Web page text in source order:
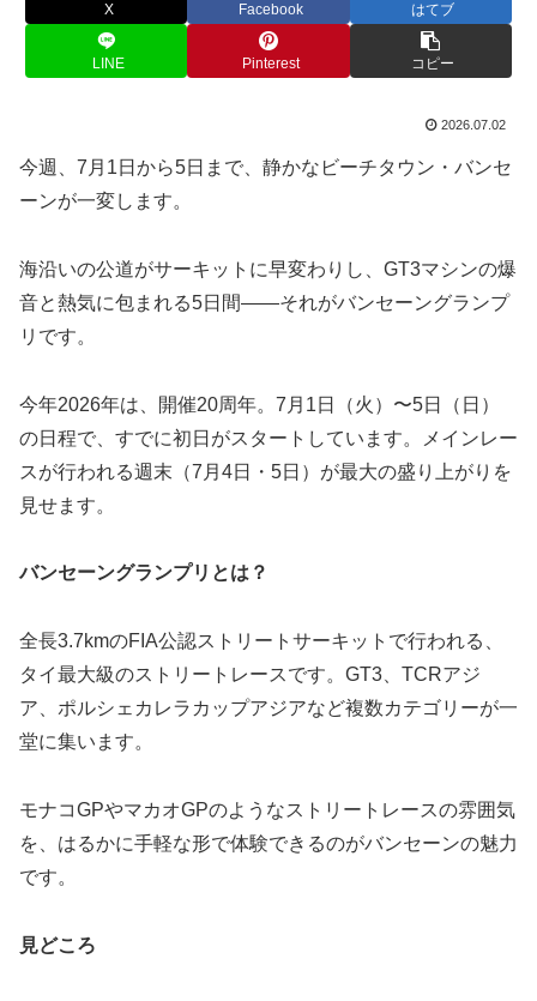
X Facebook はてブ
LINE Pinterest コピー
2026.07.02
今週、7月1日から5日まで、静かなビーチタウン・バンセ
ーンが一変します。
海沿いの公道がサーキットに早変わりし、GT3マシンの爆
音と熱気に包まれる5日間——それがバンセーングランプ
リです。
今年2026年は、開催20周年。7月1日（火）〜5日（日）
の日程で、すでに初日がスタートしています。メインレー
スが行われる週末（7月4日・5日）が最大の盛り上がりを
見せます。
バンセーングランプリとは？
全長3.7kmのFIA公認ストリートサーキットで行われる、
タイ最大級のストリートレースです。GT3、TCRアジ
ア、ポルシェカレラカップアジアなど複数カテゴリーが一
堂に集います。
モナコGPやマカオGPのようなストリートレースの雰囲気
を、はるかに手軽な形で体験できるのがバンセーンの魅力
です。
見どころ